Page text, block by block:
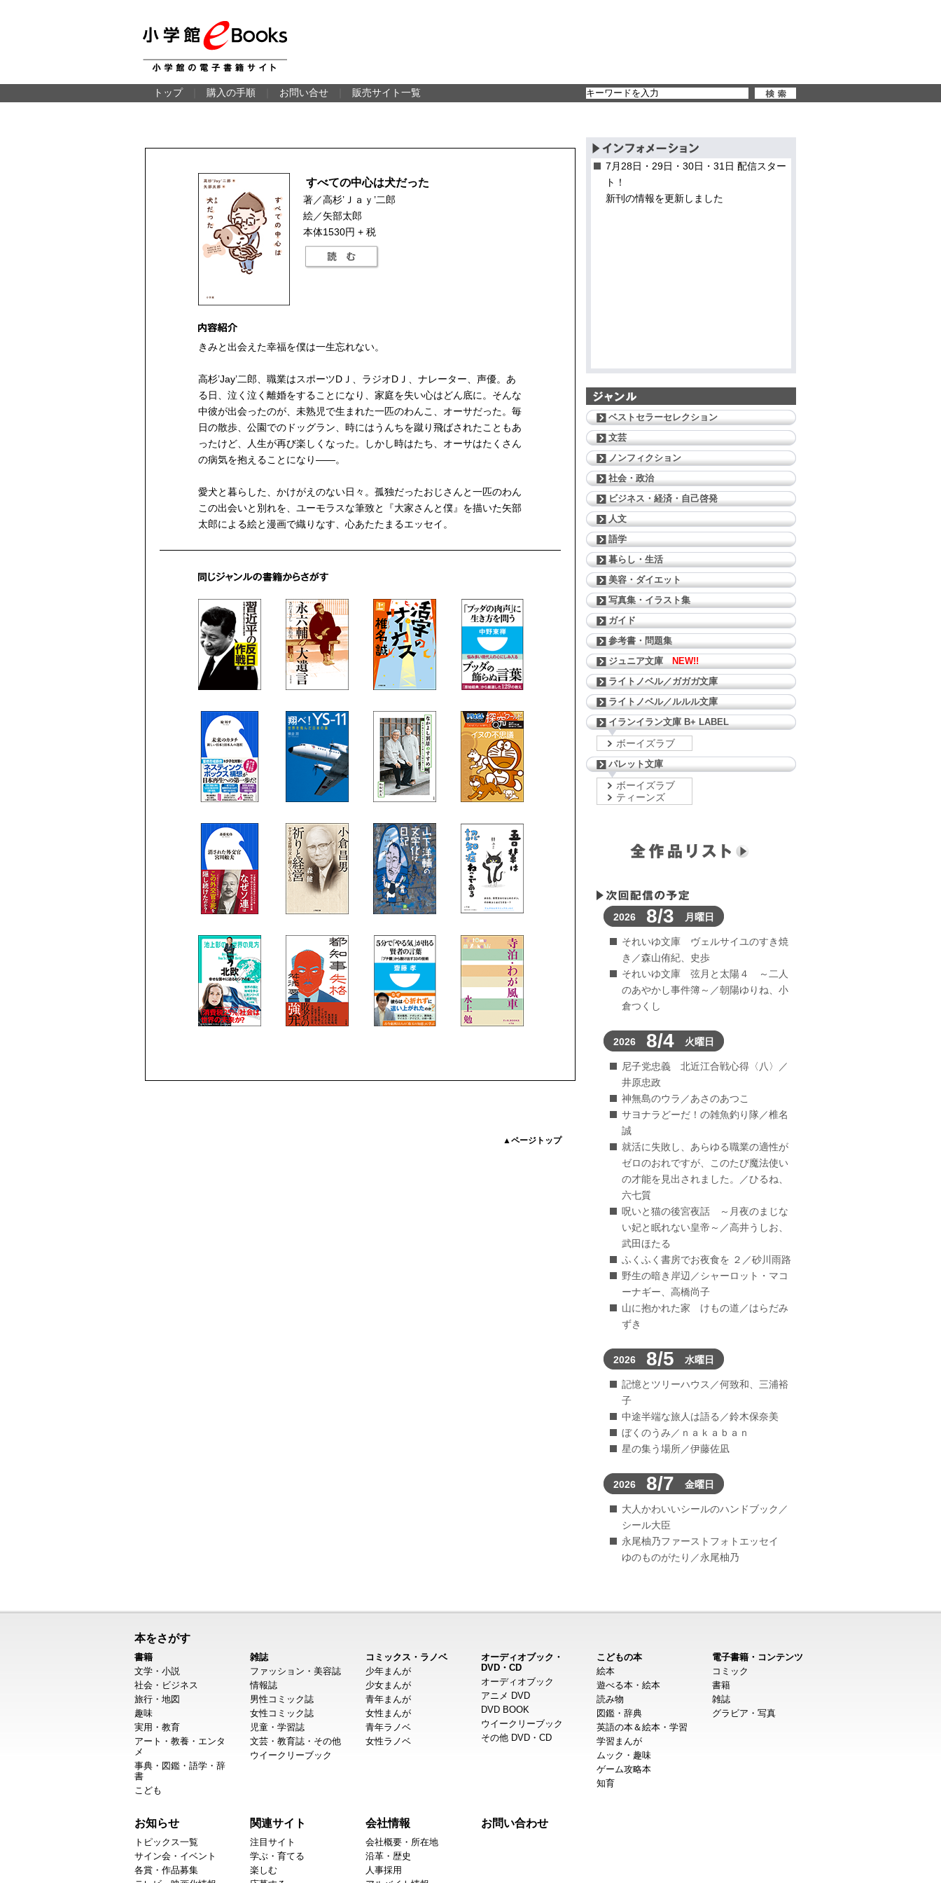
トップ 購入の手順 お問い合せ 販売サイト一覧
すべての中心は犬だった
著／高杉’Ｊａｙ’二郎
絵／矢部太郎
本体1530円 + 税
きみと出会えた幸福を僕は一生忘れない。
高杉’Jay’二郎、職業はスポーツDＪ、ラジオDＪ、ナレーター、声優。あ
る日、泣く泣く離婚をすることになり、家庭を失い心はどん底に。そんな
中彼が出会ったのが、未熟児で生まれた一匹のわんこ、オーサだった。毎
日の散歩、公園でのドッグラン、時にはうんちを蹴り飛ばされたこともあ
ったけど、人生が再び楽しくなった。しかし時はたち、オーサはたくさん
の病気を抱えることになり——。
愛犬と暮らした、かけがえのない日々。孤独だったおじさんと一匹のわん
この出会いと別れを、ユーモラスな筆致と『大家さんと僕』を描いた矢部
太郎による絵と漫画で織りなす、心あたたまるエッセイ。
▲ページトップ
7月28日・29日・30日・31日 配信スター
ト！
新刊の情報を更新しました
ベストセラーセレクション
文芸
ノンフィクション
社会・政治
ビジネス・経済・自己啓発
人文
語学
暮らし・生活
美容・ダイエット
写真集・イラスト集
ガイド
参考書・問題集
ジュニア文庫
NEW!!
ライトノベル／ガガガ文庫
ライトノベル／ルルル文庫
イランイラン文庫 B+ LABEL
ボーイズラブ
パレット文庫
ボーイズラブ
ティーンズ
2026 8/3 月曜日
それいゆ文庫 ヴェルサイユのすき焼
き／森山侑紀、史歩
それいゆ文庫 弦月と太陽４ ～二人
のあやかし事件簿～／朝陽ゆりね、小
倉つくし
2026 8/4 火曜日
尼子党忠義 北近江合戦心得〈八〉／
井原忠政
神無島のウラ／あさのあつこ
サヨナラどーだ！の雑魚釣り隊／椎名
誠
就活に失敗し、あらゆる職業の適性が
ゼロのおれですが、このたび魔法使い
の才能を見出されました。／ひるね、
六七質
呪いと猫の後宮夜話 ～月夜のまじな
い妃と眠れない皇帝～／高井うしお、
武田ほたる
ふくふく書房でお夜食を ２／砂川雨路
野生の暗き岸辺／シャーロット・マコ
ーナギー、高橋尚子
山に抱かれた家 けもの道／はらだみ
ずき
2026 8/5 水曜日
記憶とツリーハウス／何致和、三浦裕
子
中途半端な旅人は語る／鈴木保奈美
ぼくのうみ／ｎａｋａｂａｎ
星の集う場所／伊藤佐凪
2026 8/7 金曜日
大人かわいいシールのハンドブック／
シール大臣
永尾柚乃ファーストフォトエッセイ
ゆのものがたり／永尾柚乃
本をさがす
書籍
文学・小説
社会・ビジネス
旅行・地図
趣味
実用・教育
アート・教養・エンタ
メ
事典・図鑑・語学・辞
書
こども
雑誌
ファッション・美容誌
情報誌
男性コミック誌
女性コミック誌
児童・学習誌
文芸・教育誌・その他
ウイークリーブック
コミックス・ラノベ
少年まんが
少女まんが
青年まんが
女性まんが
青年ラノベ
女性ラノベ
オーディオブック・
DVD・CD
オーディオブック
アニメ DVD
DVD BOOK
ウイークリーブック
その他 DVD・CD
こどもの本
絵本
遊べる本・絵本
読み物
図鑑・辞典
英語の本＆絵本・学習
学習まんが
ムック・趣味
ゲーム攻略本
知育
電子書籍・コンテンツ
コミック
書籍
雑誌
グラビア・写真
お知らせ
トピックス一覧
サイン会・イベント
各賞・作品募集
関連サイト
注目サイト
学ぶ・育てる
楽しむ
会社情報
会社概要・所在地
沿革・歴史
人事採用
お問い合わせ